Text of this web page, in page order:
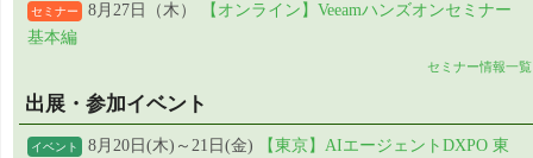
セミナー 8月27日（木）
【オンライン】Veeamハンズオンセミナー
基本編
セミナー情報一覧
出展・参加イベント
イベント 8月20日(木)～21日(金)
【東京】AIエージェントDXPO 東